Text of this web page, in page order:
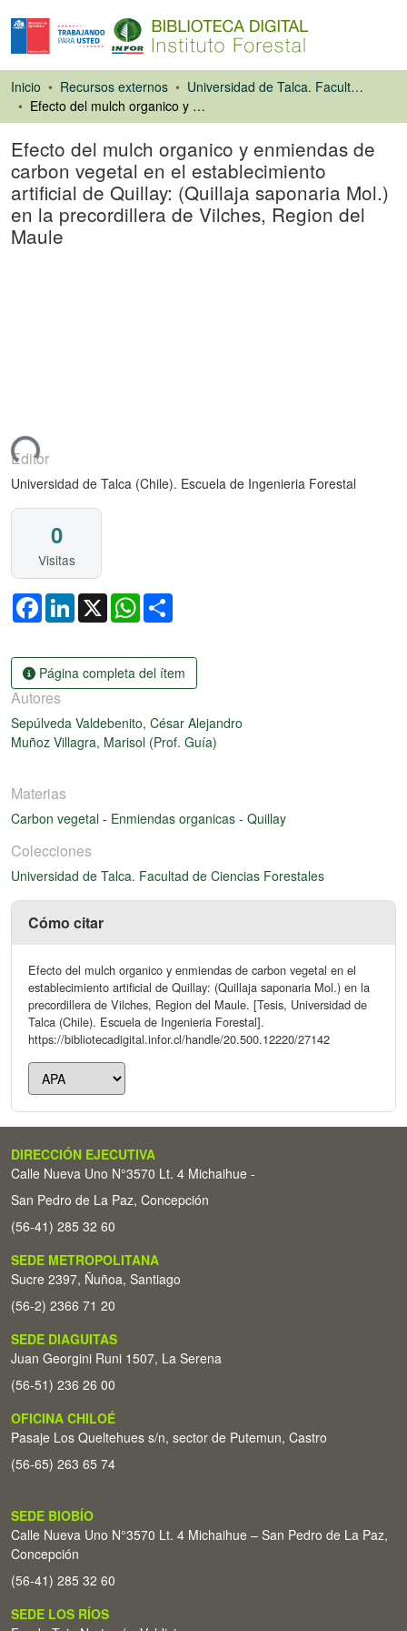
Inicio Recursos externos
Universidad de Talca. Facultad de Ciencias Forestales
Efecto del mulch organico y enmiendas de carbon vegetal en el establecimiento artificial de Quillay: (Quillaja saponaria Mol.) en la precordillera de Vilches, Region del Maule
Efecto del mulch organico y enmiendas de
carbon vegetal en el establecimiento
artificial de Quillay: (Quillaja saponaria Mol.)
en la precordillera de Vilches, Region del
Maule
Editor
Universidad de Talca (Chile). Escuela de Ingenieria Forestal
0
Visitas
FacebookLinkedIn
X WhatsApp
Página completa del ítem
Autores
Sepúlveda Valdebenito, César Alejandro
Muñoz Villagra, Marisol (Prof. Guía)
Materias
Carbon vegetal - Enmiendas organicas - Quillay
Colecciones
Universidad de Talca. Facultad de Ciencias Forestales
Cómo citar
Efecto del mulch organico y enmiendas de carbon vegetal en el
establecimiento artificial de Quillay: (Quillaja saponaria Mol.) en la
precordillera de Vilches, Region del Maule. [Tesis, Universidad de
Talca (Chile). Escuela de Ingenieria Forestal].
https://bibliotecadigital.infor.cl/handle/20.500.12220/27142
DIRECCIÓN EJECUTIVA
Calle Nueva Uno N°3570 Lt. 4 Michaihue -
San Pedro de La Paz, Concepción
(56-41) 285 32 60
SEDE METROPOLITANA
Sucre 2397, Ñuñoa, Santiago
(56-2) 2366 71 20
SEDE DIAGUITAS
Juan Georgini Runi 1507, La Serena
(56-51) 236 26 00
OFICINA CHILOÉ
Pasaje Los Queltehues s/n, sector de Putemun, Castro
(56-65) 263 65 74
SEDE BIOBÍO
Calle Nueva Uno N°3570 Lt. 4 Michaihue – San Pedro de La Paz,
Concepción
(56-41) 285 32 60
SEDE LOS RÍOS